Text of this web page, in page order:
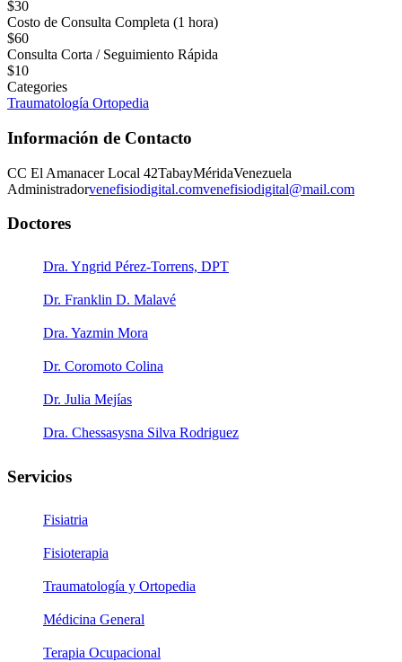
$30
Costo de Consulta Completa (1 hora)
$60
Consulta Corta / Seguimiento Rápida
$10
Categories
Traumatología Ortopedia
Información de Contacto
CC El Amanacer Local 42TabayMéridaVenezuela
Administradorvenefisiodigital.comvenefisiodigital@mail.com
Doctores
Dra. Yngrid Pérez-Torrens, DPT
Dr. Franklin D. Malavé
Dra. Yazmin Mora
Dr. Coromoto Colina
Dr. Julia Mejías
Dra. Chessasysna Silva Rodriguez
Servicios
Fisiatria
Fisioterapia
Traumatología y Ortopedia
Médicina General
Terapia Ocupacional